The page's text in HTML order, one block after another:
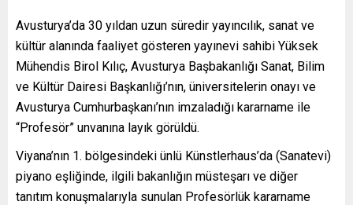
Avusturya’da 30 yıldan uzun süredir yayıncılık, sanat ve
kültür alanında faaliyet gösteren yayınevi sahibi Yüksek
Mühendis Birol Kılıç, Avusturya Başbakanlığı Sanat, Bilim
ve Kültür Dairesi Başkanlığı’nın, üniversitelerin onayı ve
Avusturya Cumhurbaşkanı’nın imzaladığı kararname ile
“Profesör” unvanına layık görüldü.
Viyana’nın 1. bölgesindeki ünlü Künstlerhaus’da (Sanatevi)
piyano eşliğinde, ilgili bakanlığın müsteşarı ve diğer
tanıtım konuşmalarıyla sunulan Profesörlük kararname